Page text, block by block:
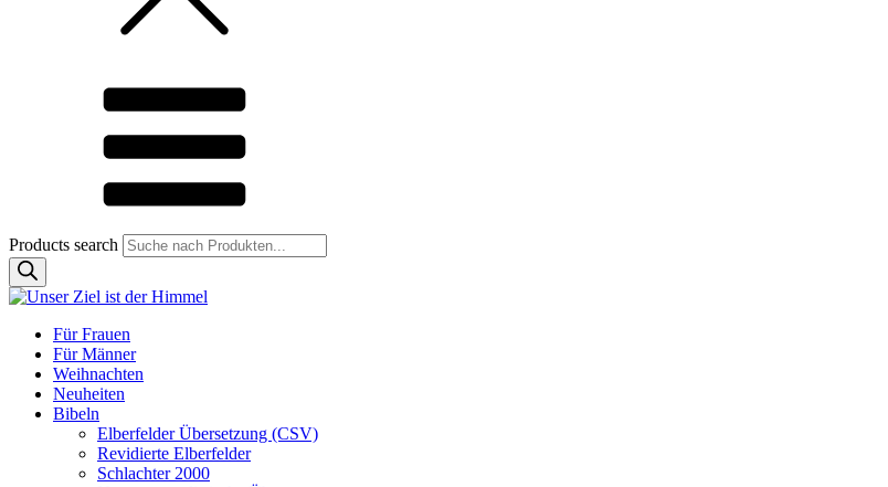
Products search
Für Frauen
Für Männer
Weihnachten
Neuheiten
Bibeln
Elberfelder Übersetzung (CSV)
Revidierte Elberfelder
Schlachter 2000